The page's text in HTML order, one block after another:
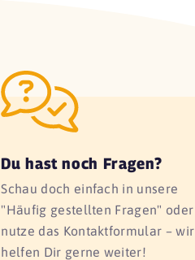
Du hast noch Fragen?
Schau doch einfach in unsere
"Häufig gestellten Fragen" oder
nutze das Kontaktformular – wir
helfen Dir gerne weiter!